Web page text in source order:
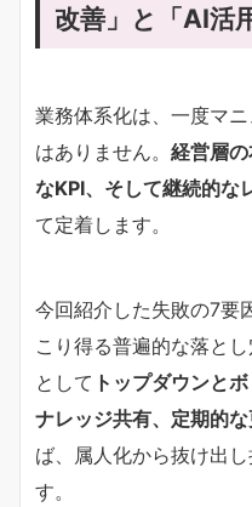
改善」と「AI活
業務体系化は、一度マ
はありません。 経営層
なKPI、そして継続的な
て定着します。
今回紹介した失敗の7要
こり得る普遍的な落と
として トップダウンと
ナレッジ共有、定期的
ば、属人化から抜け出
す。